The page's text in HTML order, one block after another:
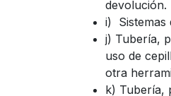
devolución.
i)
j) Tubería,
uso de
otra
k) Tubería,